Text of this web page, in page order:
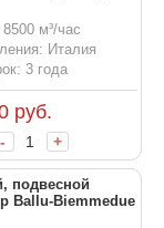
м³/час
Италия
3 года
руб.
- +
подвесной
Ballu-Biemmedue